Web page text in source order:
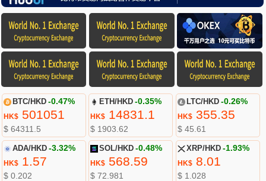
BTC/HKD -0.47%
HK$501051
$ 64311.5
ETH/HKD -0.35%
HK$ 14831.1
$ 1903.62
LTC/HKD -0.26%
HK$355.35
$ 45.61
ADA/HKD -3.32%
HK$1.57
$ 0.202
SOL/HKD -0.48%
HK$ 568.59
$ 72.981
XRP/HKD -1.93%
HK$8.01
$ 1.028